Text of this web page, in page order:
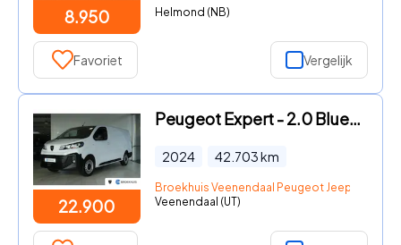
8.950 Helmond (NB)
Favoriet Vergelijk
22.900
Peugeot Expert - 2.0 BlueHDi 145 L3 | Cruise Control | Betimmering | Camera |
2024 42.703km
Broekhuis Veenendaal Peugeot Jeep Fiat
Veenendaal (UT)